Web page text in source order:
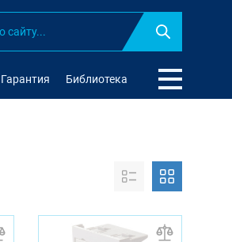
Найти
Гарантия Библиотека